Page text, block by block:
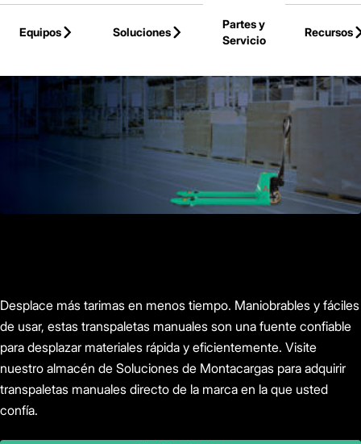
Equipos
Soluciones
Partes y
Servicio
Recursos
Desplace más tarimas en menos tiempo. Maniobrables y fáciles
de usar, estas transpaletas manuales son una fuente confiable
para desplazar materiales rápida y eficientemente. Visite
nuestro almacén de Soluciones de Montacargas para adquirir
transpaletas manuales directo de la marca en la que usted
confía.